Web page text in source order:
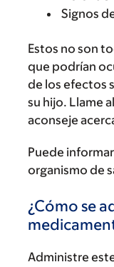
Signos
Estos no son
que podrían
de los efectos
su hijo. Llame
aconseje
Puede
organismo de
¿Cómo se
Administre